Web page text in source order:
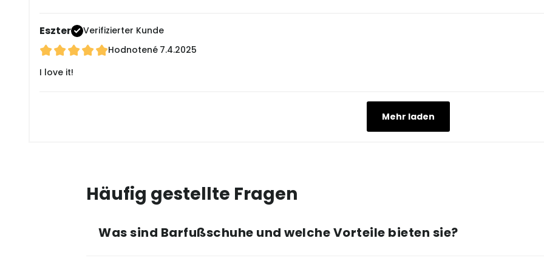
Eszter
Verifizierter Kunde
Hodnotené 7.4.2025
I love it!
Mehr laden
Häufig gestellte Fragen
Was sind Barfußschuhe und welche Vorteile bieten sie?